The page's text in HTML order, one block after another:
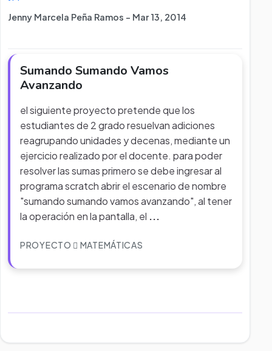
Jenny Marcela Peña Ramos - Mar 13, 2014
Sumando Sumando Vamos
Avanzando
el siguiente proyecto pretende que los
estudiantes de 2 grado resuelvan adiciones
reagrupando unidades y decenas, mediante un
ejercicio realizado por el docente. para poder
resolver las sumas primero se debe ingresar al
programa scratch abrir el escenario de nombre
"sumando sumando vamos avanzando", al tener
la operación en la pantalla, el ...
PROYECTO MATEMÁTICAS